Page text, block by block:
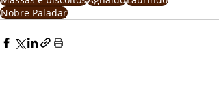
Nobre Paladar